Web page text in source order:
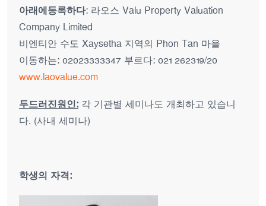
아래에​등록하다: 라오스 Valu Property Valuation
Company Limited
비엔티안 수도 Xaysetha 지역의 Phon Tan 마을
이동하는: 02023333347 부르다: 021 262319/20
www.laovalue.com
두드러진원인: 각 기관별 세미나도 개최하고 있습니
다. (사내 세미나)
학생의 자격: